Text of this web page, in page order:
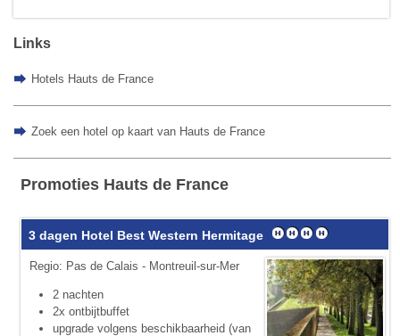
Links
Hotels Hauts de France
Zoek een hotel op kaart van Hauts de France
Promoties Hauts de France
3 dagen Hotel Best Western Hermitage
Regio: Pas de Calais - Montreuil-sur-Mer
2 nachten
2x ontbijtbuffet
upgrade volgens beschikbaarheid (van